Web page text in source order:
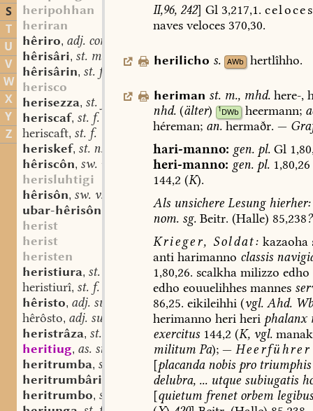
S
T
U
V
W
X
Y
Z
heripohhan
heriran
hêriro, adj. comp.
hêrisâri, st. m.
hêrisârin, st. f.
herisco
herisezza, st. f.
heriscaf, st. f.
heriscaft, st. f.
heriskef, st. n.
hêriscôn, sw. v.
herisluhtigi
hêrisôn, sw. v.
ubar-hêrisôn
herist
herist
heristen
heristiura, st. f.
heristiurî, st. f.
hêristo, adj. superl.
hêrôsto, adj. superl.
heristrâza, st. f.
heritiug, as. st. n.
heritrumba, sw. f.
heritrumbâri
heritrumbo, sw. m.
II,96, 242] Gl3,217,1. celoces
navesveloces 370,30.
herilicho s. AWb hertlîhho.
heriman st. m., mhd. here-,
nhd.(älter) 1DWb heermann;
héreman; an.hermaðr. —
hari-manno: gen.pl.Gl
heri-manno: gen.pl.1,80,26
144,2 (K).
AlsunsichereLesunghierher:
nom.sg.Beitr. (Halle) 85,238?
Krieger, Soldat: kazaoha
anti harimanno classis
1,80,26. scalkha milizzo edho
edho eouuelihhesmannes
86,25. eikileihhi(vgl.Ahd.
herimanno heriheri phalanx
exercitus144,2 (K, vgl.
militumPa);— Heerführer
[placandanobisprotriumphis
delubra,...utquesubiugatis
[quietum frenetorbem